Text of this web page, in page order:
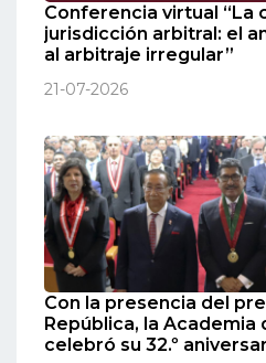
Conferencia virtual “La
jurisdicción arbitral: el
al arbitraje irregular”
21-07-2026
Con la presencia del
República, la Academia
celebró su 32.º